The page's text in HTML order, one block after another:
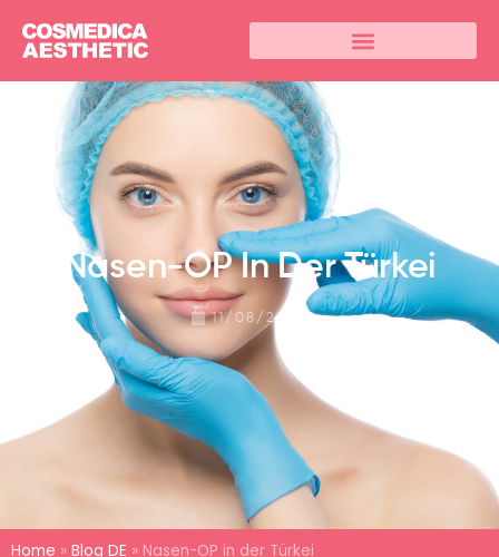
Nasen-OP In Der Türkei
11/08/2024
Home » Blog DE » Nasen-OP in der Türkei